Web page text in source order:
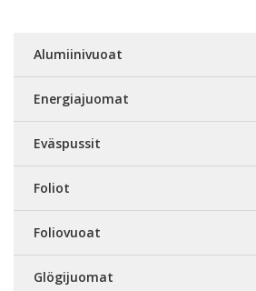
Alumiinivuoat
Energiajuomat
Eväspussit
Foliot
Foliovuoat
Glögijuomat